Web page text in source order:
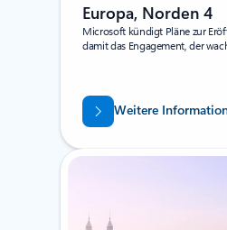
Europa, Norden 4
Microsoft kündigt Pläne zur
damit das Engagement, der
Weitere